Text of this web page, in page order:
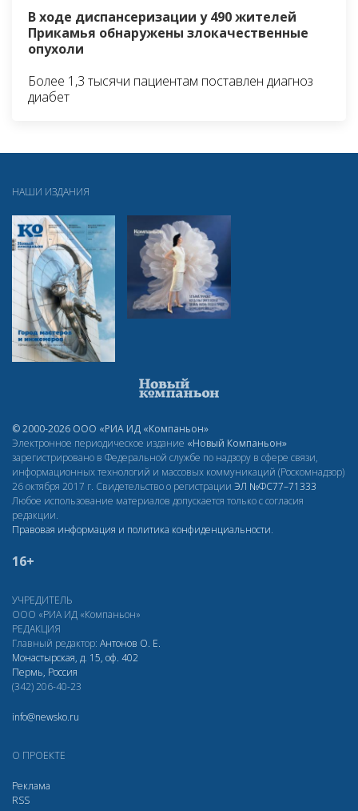
В ходе диспансеризации у 490 жителей
Прикамья обнаружены злокачественные
опухоли
Более 1,3 тысячи пациентам поставлен диагноз
диабет
НАШИ ИЗДАНИЯ
© 2000-2026 ООО «РИА ИД «Компаньон»
Электронное периодическое издание «Новый Компаньон»
зарегистрировано в Федеральной службе по надзору в сфере связи,
информационных технологий и массовых коммуникаций (Роскомнадзор)
26 октября 2017 г. Свидетельство о регистрации ЭЛ №ФС77–71333
Любое использование материалов допускается только с согласия
редакции.
Правовая информация и политика конфиденциальности.
16+
УЧРЕДИТЕЛЬ
ООО «РИА ИД «Компаньон»
РЕДАКЦИЯ
Главный редактор: Антонов О. Е.
Монастырская, д. 15, оф. 402
Пермь, Россия
(342) 206-40-23
info@newsko.ru
О ПРОЕКТЕ
Реклама
RSS